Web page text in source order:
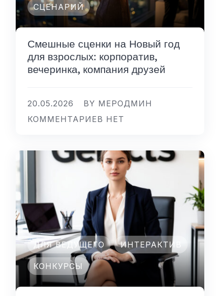
СЦЕНАРИЙ
Смешные сценки на Новый год
для взрослых: корпоратив,
вечеринка, компания друзей
20.05.2026
BY МЕРОДМИН
КОММЕНТАРИЕВ НЕТ
ДЛЯ ВЕДУЩЕГО ИНТЕРАКТИВ
КОНКУРСЫ